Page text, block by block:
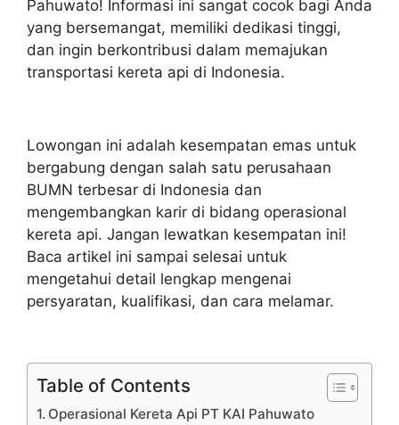
Pahuwato! Informasi ini sangat cocok bagi Anda
yang bersemangat, memiliki dedikasi tinggi,
dan ingin berkontribusi dalam memajukan
transportasi kereta api di Indonesia.
Lowongan ini adalah kesempatan emas untuk
bergabung dengan salah satu perusahaan
BUMN terbesar di Indonesia dan
mengembangkan karir di bidang operasional
kereta api. Jangan lewatkan kesempatan ini!
Baca artikel ini sampai selesai untuk
mengetahui detail lengkap mengenai
persyaratan, kualifikasi, dan cara melamar.
Table of Contents
Operasional Kereta Api PT KAI Pahuwato